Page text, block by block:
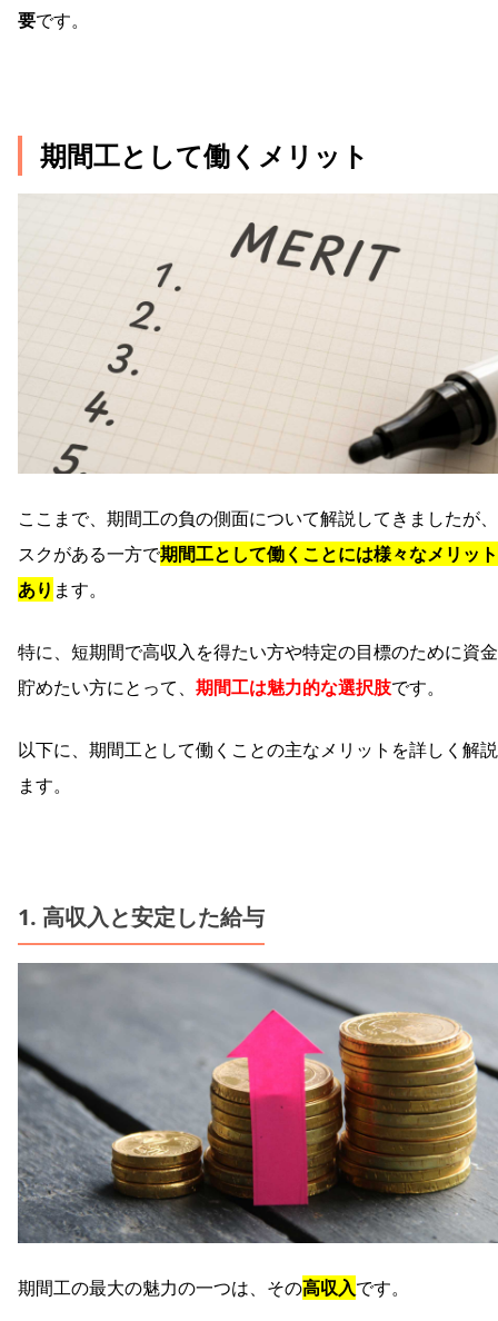
要です。
期間工として働くメリット
ここまで、期間工の負の側面について解説してきましたが
スクがある一方で期間工として働くことには様々なメリッ
あり ます。
特に、短期間で高収入を得たい方や特定の目標のために資
貯めたい方にとって、 期間工は魅力的な選択肢です。
以下に、期間工として働くことの主なメリットを詳しく解
ます。
1. 高収入と安定した給与
期間工の最大の魅力の一つは、その高収入です。